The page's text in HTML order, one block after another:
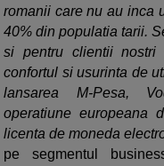
romanii care nu au inca
40% din populatia tarii.
si pentru clientii
confortul si usurinta de
lansarea M-Pesa,
operatiune europeana
licenta de moneda
pe segmentul